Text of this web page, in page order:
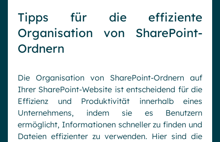
Tipps für die effiziente
Organisation von SharePoint-
Ordnern
Die Organisation von SharePoint-Ordnern auf
Ihrer SharePoint-Website ist entscheidend für die
Effizienz und Produktivität innerhalb eines
Unternehmens, indem sie es Benutzern
ermöglicht, Informationen schneller zu finden und
Dateien effizienter zu verwenden. Hier sind die